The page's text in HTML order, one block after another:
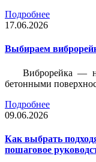
Подробнее
17.06.2026
Выбираем
Виброрейка —
бетонными
Подробнее
09.06.2026
Как выбрать
пошаговое